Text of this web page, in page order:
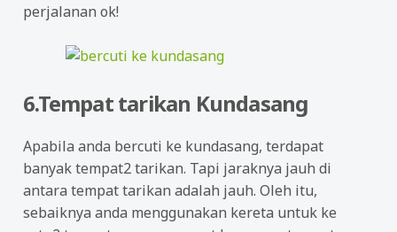
perjalanan ok!
6.Tempat tarikan Kundasang
Apabila anda bercuti ke kundasang, terdapat
banyak tempat2 tarikan. Tapi jaraknya jauh di
antara tempat tarikan adalah jauh. Oleh itu,
sebaiknya anda menggunakan kereta untuk ke